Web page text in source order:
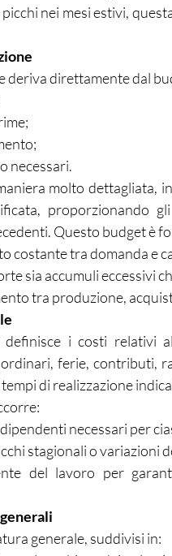
nei mesi estivi,
deriva direttamente dal
necessari.
molto dettagliata,
proporzionando
Questo budget è
costante tra domanda e
sia accumuli eccessivi
tra produzione,
i costi relativi
ferie, contributi,
di realizzazione
necessari per
stagionali o variazioni
del lavoro per
generale, suddivisi in: